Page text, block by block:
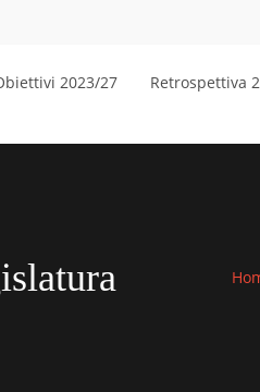
2023/27 Retrospettiva